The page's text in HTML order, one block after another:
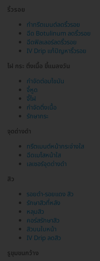
ริ้วรอย
ทำทรีตเมนต์ลดริ้วรอย
ฉีด Botulinum ลดริ้วรอย
ฉีดฟิลเลอร์ลดริ้วรอย
IV Drip แก้ปัญหาริ้วรอย
ไฝ กระ ติ่งเนื้อ ขี้แมลงวัน
กำจัดต่อมไขมัน
จี้หูด
จี้ไฝ
กำจัดติ่งเนื้อ
รักษากระ
จุดด่างดำ
ทรีตเมนต์หน้ากระจ่างใส
ฉีดเมโสหน้าใส
เลเซอร์จุดด่างดำ
สิว
รอยดำ-รอยแดง สิว
รักษาสิวที่หลัง
หลุมสิว
คอร์สรักษาสิว
สิวบนใบหน้า
IV Drip ลดสิว
รูขุมขนกว้าง